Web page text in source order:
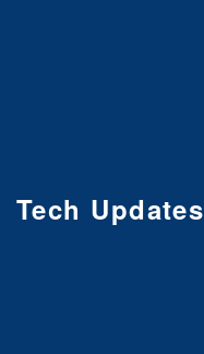
Tech Updates